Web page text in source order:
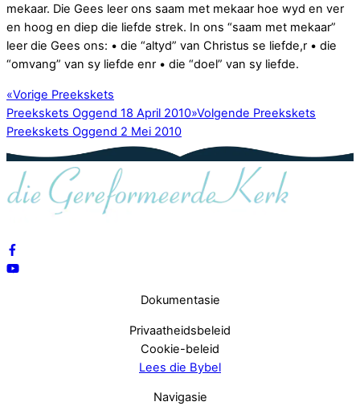
mekaar. Die Gees leer ons saam met mekaar hoe wyd en ver
en hoog en diep die liefde strek. In ons “saam met mekaar”
leer die Gees ons: • die “altyd” van Christus se liefde,r • die
“omvang” van sy liefde enr • die “doel” van sy liefde.
«Vorige Preekskets
Preekskets Oggend 18 April 2010»Volgende Preekskets
Preekskets Oggend 2 Mei 2010
Dokumentasie
Privaatheidsbeleid
Cookie-beleid
Lees die Bybel
Navigasie